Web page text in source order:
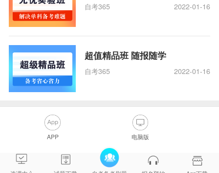
自考365 2022-01-16
超值精品班 随报随学
自考365 2022-01-16
APP 电脑版